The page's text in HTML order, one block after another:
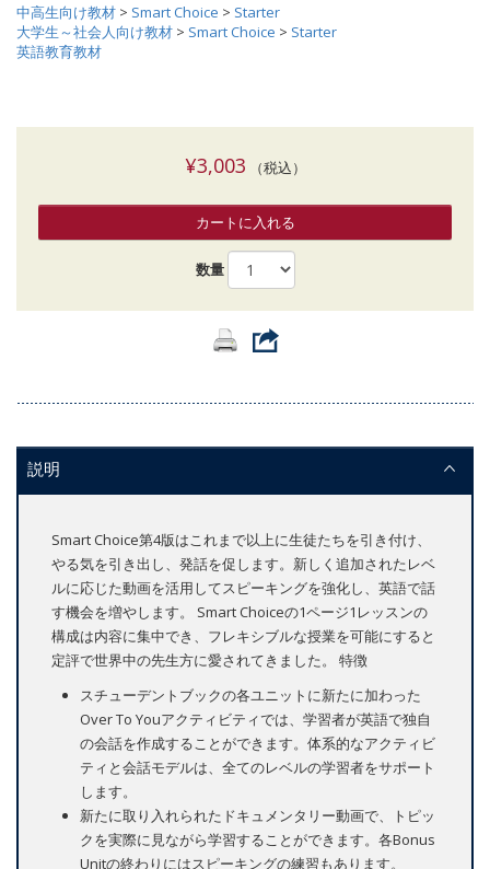
中高生向け教材 > Smart Choice > Starter
大学生～社会人向け教材 > Smart Choice > Starter
英語教育教材
¥3,003 （税込）
カートに入れる
数量
説明
Smart Choice第4版はこれまで以上に生徒たちを引き付け、
やる気を引き出し、発話を促します。新しく追加されたレベ
ルに応じた動画を活用してスピーキングを強化し、英語で話
す機会を増やします。 Smart Choiceの1ページ1レッスンの
構成は内容に集中でき、フレキシブルな授業を可能にすると
定評で世界中の先生方に愛されてきました。 特徴
スチューデントブックの各ユニットに新たに加わった
Over To Youアクティビティでは、学習者が英語で独自
の会話を作成することができます。体系的なアクティビ
ティと会話モデルは、全てのレベルの学習者をサポート
します。
新たに取り入れられたドキュメンタリー動画で、トピッ
クを実際に見ながら学習することができます。各Bonus
Unitの終わりにはスピーキングの練習もあります。